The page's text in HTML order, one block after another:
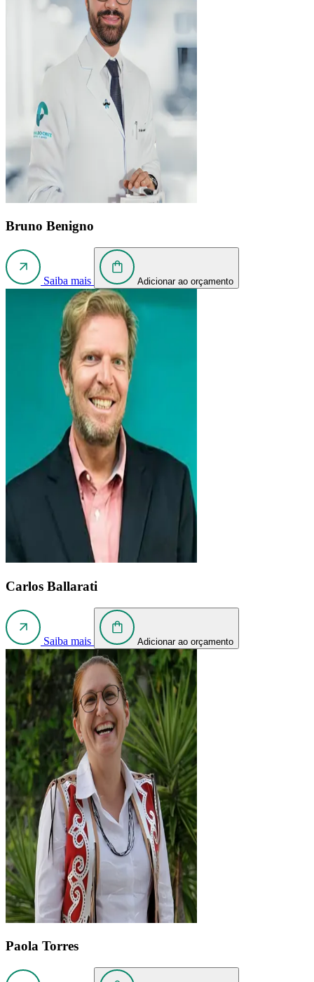
Bruno Benigno
Saiba mais Adicionar ao orçamento
Carlos Ballarati
Saiba mais Adicionar ao orçamento
Paola Torres